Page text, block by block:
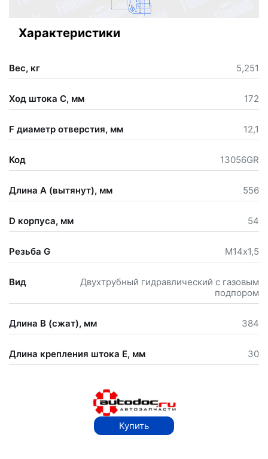
Характеристики
Вес, кг 5,251
Ход штока С, мм 172
F диаметр отверстия, мм 12,1
Код 13056GR
Длина А (вытянут), мм 556
D корпуса, мм 54
Резьба G М14х1,5
Вид
Двухтрубный гидравлический с газовым
подпором
Длина В (сжат), мм 384
Длина крепления штока Е, мм 30
Купить